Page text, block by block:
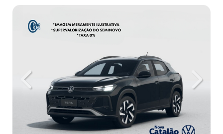
Previous Next